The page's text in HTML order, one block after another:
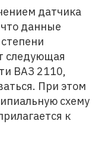
датчика
что данные
следующая
ВАЗ 2110,
При этом
схему
к